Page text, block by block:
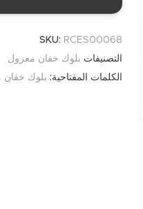
SKU: RCES00068
التصنيفات بلوك خفان معزول
الكلمات المفتاحية: بلوك